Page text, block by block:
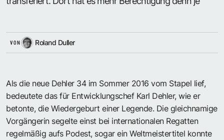
VON Roland Duller
Als die neue Dehler 34 im Sommer 2016 vom Stapel lief,
bedeutete das für Entwicklungschef Karl Dehler, wie er
betonte, die Wiedergeburt einer Legende. Die gleichnamige
Vorgängerin segelte einst bei internationalen Regatten
regelmäßig aufs Podest, sogar ein Weltmeistertitel konnte